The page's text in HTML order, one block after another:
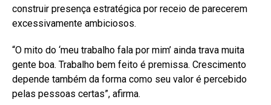
construir presença estratégica por receio de parecerem
excessivamente ambiciosos.
“O mito do ‘meu trabalho fala por mim’ ainda trava muita
gente boa. Trabalho bem feito é premissa. Crescimento
depende também da forma como seu valor é percebido
pelas pessoas certas”, afirma.